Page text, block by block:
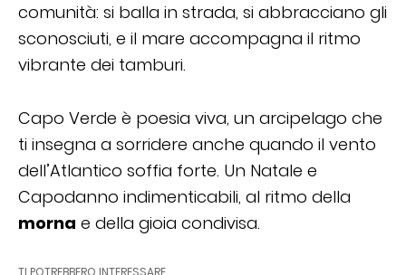
comunità: si balla in strada, si abbracciano gli
sconosciuti, e il mare accompagna il ritmo
vibrante dei tamburi.
Capo Verde è poesia viva, un arcipelago che
ti insegna a sorridere anche quando il vento
dell’Atlantico soffia forte. Un Natale e
Capodanno indimenticabili, al ritmo della
morna e della gioia condivisa.